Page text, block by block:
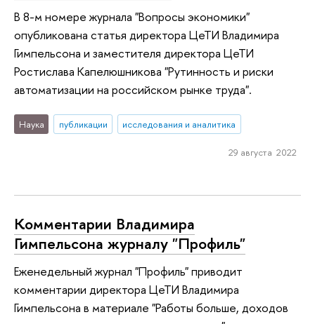
В 8-м номере журнала "Вопросы экономики"
опубликована статья директора ЦеТИ Владимира
Гимпельсона и заместителя директора ЦеТИ
Ростислава Капелюшникова "Рутинность и риски
автоматизации на российском рынке труда".
Наука публикации исследования и аналитика
29 августа 2022
Комментарии Владимира
Гимпельсона журналу "Профиль"
Еженедельный журнал "Профиль" приводит
комментарии директора ЦеТИ Владимира
Гимпельсона в материале "Работы больше, доходов